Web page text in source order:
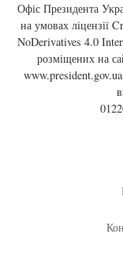
Офіс Президента
на умовах ліцензії
NoDerivatives 4.0
розміщених на
www.president.gov.ua